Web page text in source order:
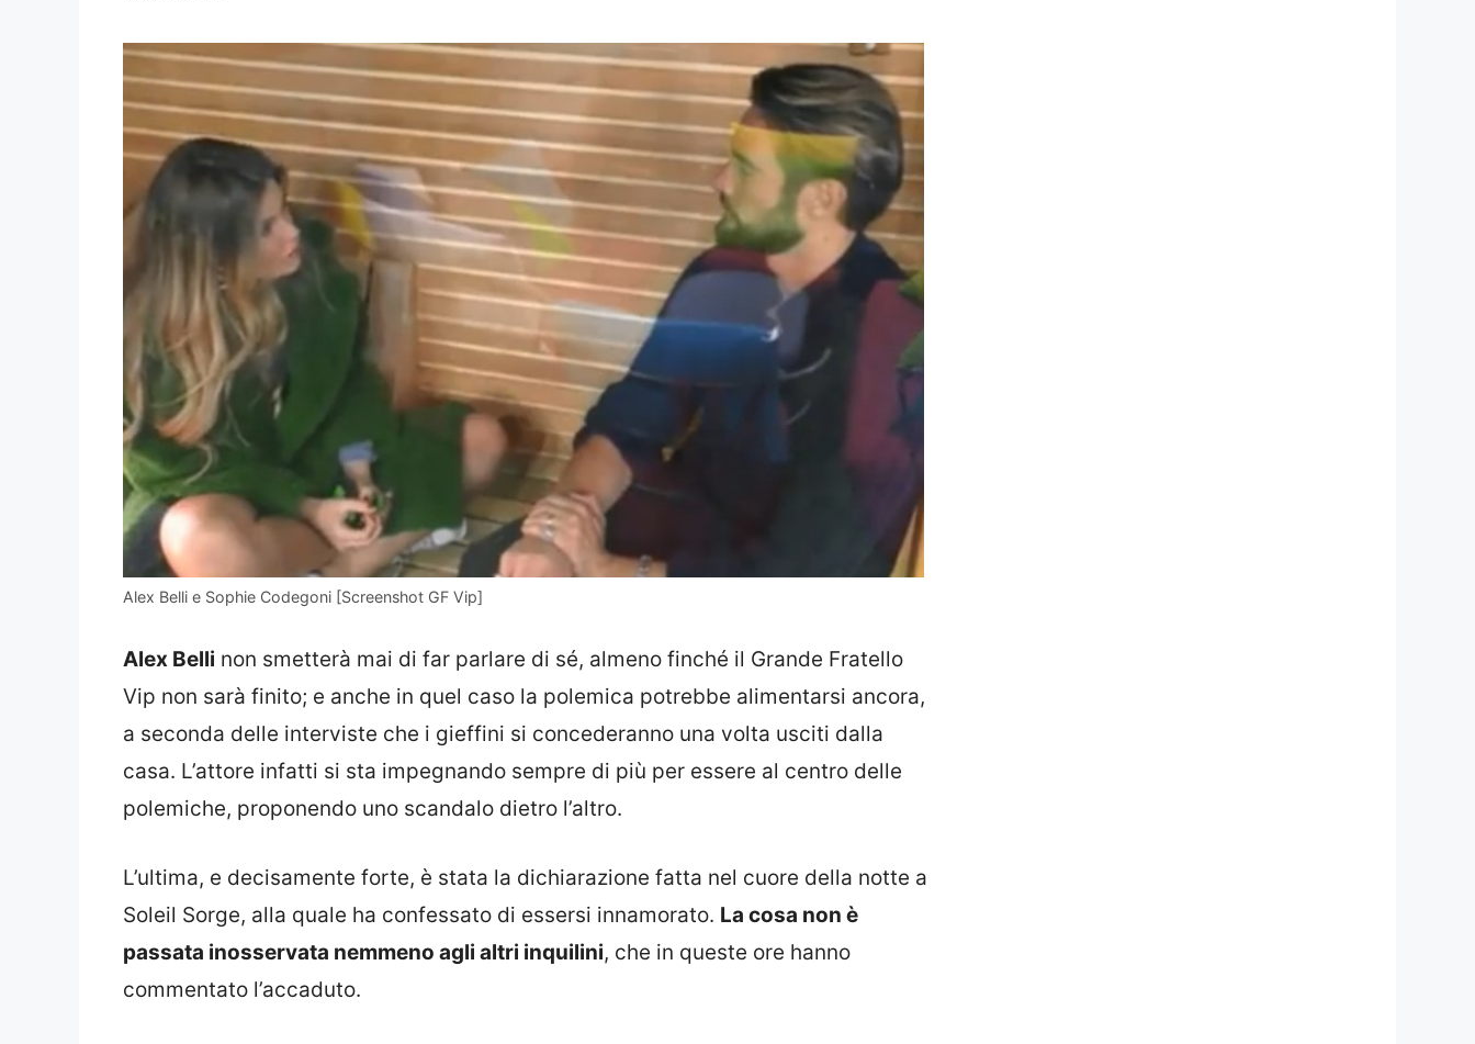
Alex Belli e Sophie Codegoni [Screenshot GF Vip]
Alex Belli non smetterà mai di far parlare di sé, almeno finché il Grande Fratello
Vip non sarà finito; e anche in quel caso la polemica potrebbe alimentarsi ancora,
a seconda delle interviste che i gieffini si concederanno una volta usciti dalla
casa. L’attore infatti si sta impegnando sempre di più per essere al centro delle
polemiche, proponendo uno scandalo dietro l’altro.
L’ultima, e decisamente forte, è stata la dichiarazione fatta nel cuore della notte a
Soleil Sorge, alla quale ha confessato di essersi innamorato. La cosa non è
passata inosservata nemmeno agli altri inquilini, che in queste ore hanno
commentato l’accaduto.